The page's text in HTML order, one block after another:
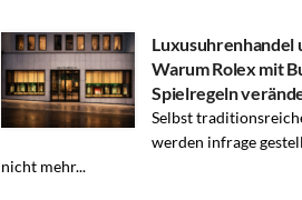
Luxusuhrenhandel
Warum Rolex mit
Spielregeln
Selbst
werden infrage
nicht mehr...